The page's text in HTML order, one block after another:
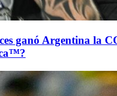
ganó Argentina la